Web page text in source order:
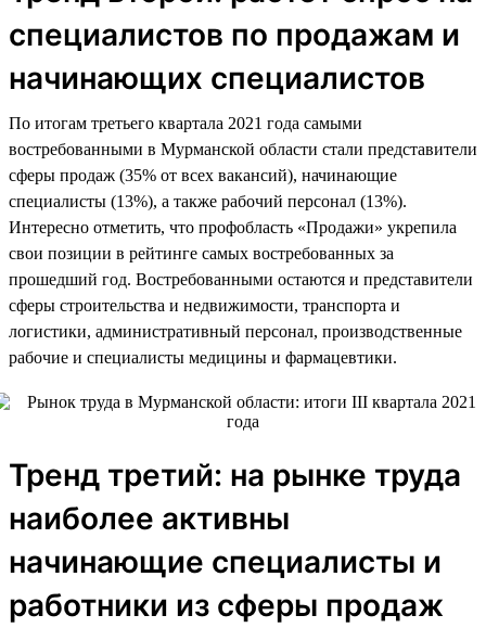
специалистов по продажам и
начинающих специалистов
По итогам третьего квартала 2021 года самыми
востребованными в Мурманской области стали представители
сферы продаж (35% от всех вакансий), начинающие
специалисты (13%), а также рабочий персонал (13%).
Интересно отметить, что профобласть «Продажи» укрепила
свои позиции в рейтинге самых востребованных за
прошедший год. Востребованными остаются и представители
сферы строительства и недвижимости, транспорта и
логистики, административный персонал, производственные
рабочие и специалисты медицины и фармацевтики.
Тренд третий: на рынке труда
наиболее активны
начинающие специалисты и
работники из сферы продаж